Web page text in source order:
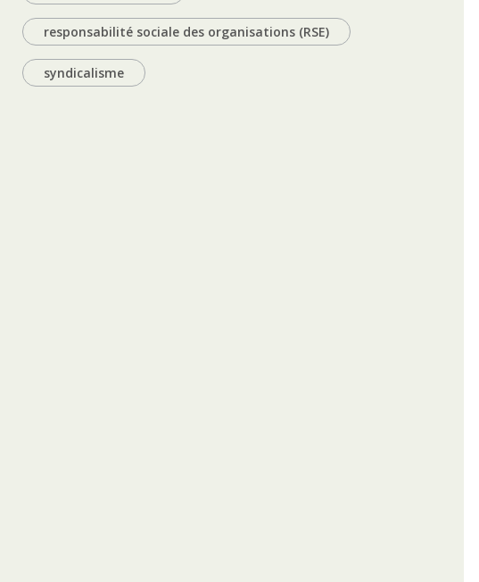
responsabilité sociale des organisations (RSE)
syndicalisme